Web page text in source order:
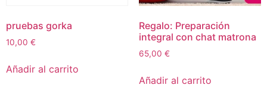
pruebas gorka
10,00 €
Añadir al carrito
Regalo: Preparación
integral con chat matrona
65,00 €
Añadir al carrito